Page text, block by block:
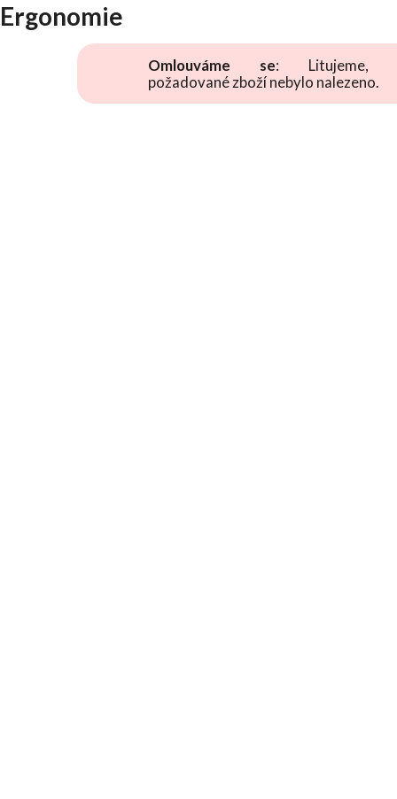
Ergonomie
Omlouváme se: Litujeme,
požadované zboží nebylo nalezeno.